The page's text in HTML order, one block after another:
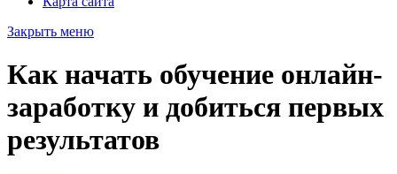
Закрыть меню
Как начать обучение онлайн-
заработку и добиться первых
результатов